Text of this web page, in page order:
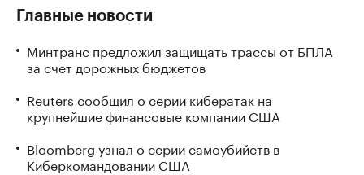
Главные новости
Минтранс предложил защищать трассы от БПЛА
за счет дорожных бюджетов
Reuters сообщил о серии кибератак на
крупнейшие финансовые компании США
Bloomberg узнал о серии самоубийств в
Киберкомандовании США